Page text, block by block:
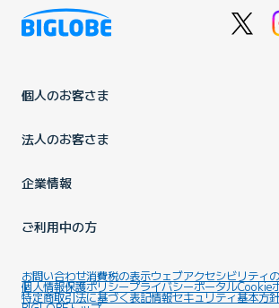
個人のお客さま
法人のお客さま
企業情報
ご利用中の方
お問い合わせ消費税の表示ウェブアクセシビリティ
個人情報保護ポリシープライバシーポータルCookie
特定商取引法に基づく表記情報セキュリティ基本方針